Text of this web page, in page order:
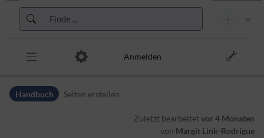
Zur Kopfleiste
Zur Hauptnavigation
Zu den Seitenwerkzeugen
Anmelden
Handbuch Seiten erstellen
Zuletzt bearbeitetvor 4 Monaten
von Margit Link-Rodrigue